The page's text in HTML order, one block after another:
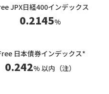
JPX日経400インデックス
0.2145%
日本債券インデックス*
0.242% 以内（注）